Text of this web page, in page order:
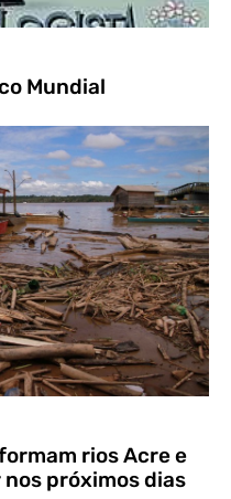
Mundial
rios Acre e
próximos dias